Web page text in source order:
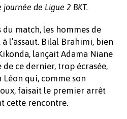
de Ligue 2 BKT.
match, les hommes de
l’assaut. Bilal Brahimi, bien
lançait Adama Niane
ce dernier, trop écrasée,
Léon qui, comme son
faisait le premier arrêt
cette rencontre.